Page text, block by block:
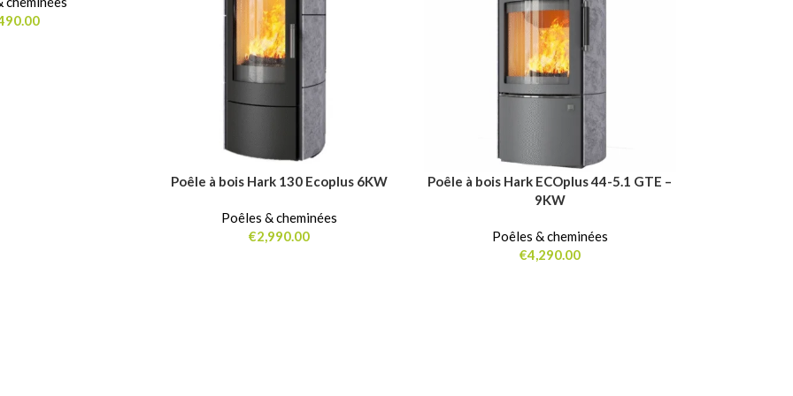
AJOUTER AU PANIER
Poêle à bois Hark 130 Ecoplus 6KW
Poêles & cheminées
€2,990.00
AJOUTER AU PANIER
Poêle à bois Hark ECOplus 44-5.1 GTE –
9KW
Poêles & cheminées
€4,290.00